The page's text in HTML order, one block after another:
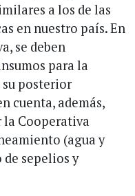
a los de las
en nuestro país. En
se deben
para la
posterior
cuenta, además,
la Cooperativa
(agua y
sepelios y